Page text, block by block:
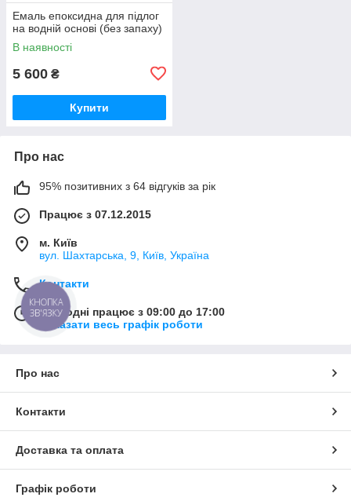
Емаль епоксидна для підлог
на водній основі (без запаху)
В наявності
5 600 ₴
Купити
Про нас
95% позитивних з 64 відгуків за рік
Працює з 07.12.2015
м. Київ
вул. Шахтарська, 9, Київ, Україна
Контакти
Сьогодні працює з 09:00 до 17:00
Показати весь графік роботи
Про нас
Контакти
Доставка та оплата
Графік роботи
КНОПКА
ЗВ'ЯЗКУ